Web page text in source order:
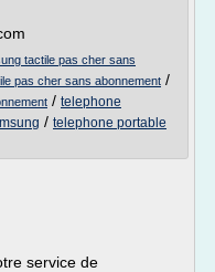
tactile pas cher sans
pas cher sans abonnement /
/ telephone
/ telephone portable
service de